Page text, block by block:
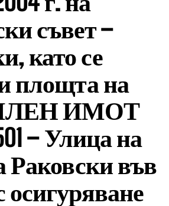
съвет –
като се
площта на
ИМОТ
– Улица на
във
осигуряване